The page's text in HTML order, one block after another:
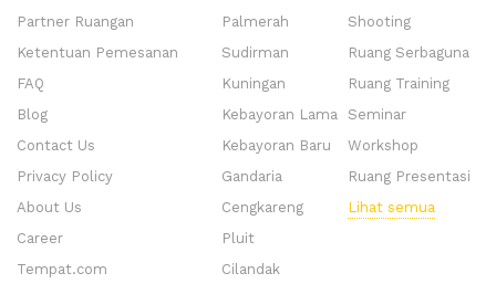
Partner Ruangan
Ketentuan Pemesanan
FAQ
Blog
Contact Us
Privacy Policy
About Us
Career
Tempat.com
Palmerah
Sudirman
Kuningan
Kebayoran Lama
Kebayoran Baru
Gandaria
Cengkareng
Pluit
Cilandak
Shooting
Ruang Serbaguna
Ruang Training
Seminar
Workshop
Ruang Presentasi
Lihat semua